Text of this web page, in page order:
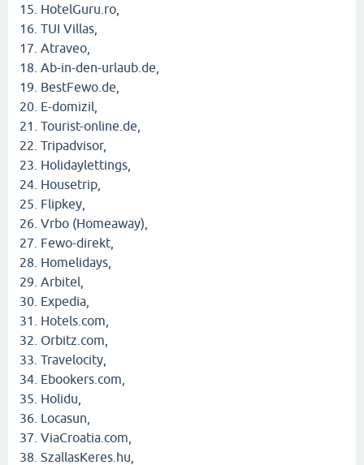
HotelGuru.ro,
TUI Villas,
Atraveo,
Ab-in-den-urlaub.de,
BestFewo.de,
E-domizil,
Tourist-online.de,
Tripadvisor,
Holidaylettings,
Housetrip,
Flipkey,
Vrbo (Homeaway),
Fewo-direkt,
Homelidays,
Arbitel,
Expedia,
Hotels.com,
Orbitz.com,
Travelocity,
Ebookers.com,
Holidu,
Locasun,
ViaCroatia.com,
SzallasKeres.hu,